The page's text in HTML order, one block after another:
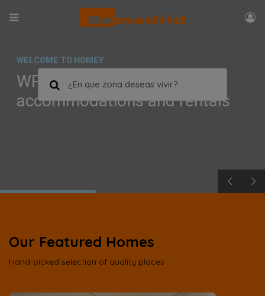
WP Theme for booking,
accommodations and rentals
WELCOME TO HOMEY
Our Featured Homes
Hand-picked selection of quality places